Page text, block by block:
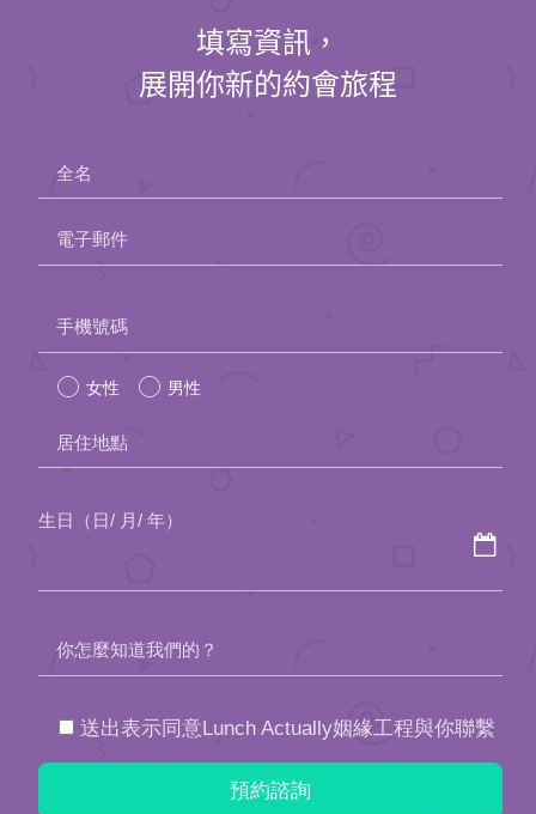
填寫資訊，
展開你新的約會旅程
全名
電子郵件
leave
this
field
empty.
手機號碼
女性 男性
居住地點
生日（日/ 月/ 年）
你怎麼知道我們的？
送出表示同意Lunch Actually姻緣工程與你聯繫